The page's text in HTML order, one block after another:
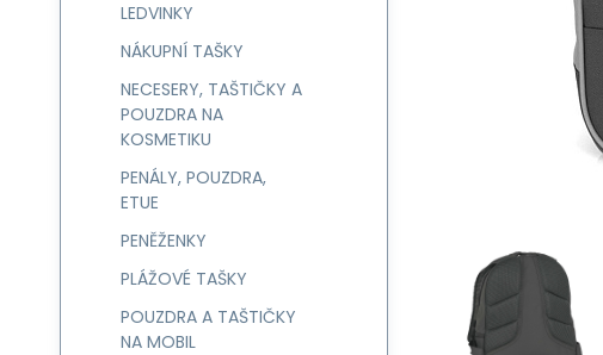
LEDVINKY
NÁKUPNÍ TAŠKY
NECESERY, TAŠTIČKY A
POUZDRA NA
KOSMETIKU
PENÁLY, POUZDRA,
ETUE
PENĚŽENKY
PLÁŽOVÉ TAŠKY
POUZDRA A TAŠTIČKY
NA MOBIL